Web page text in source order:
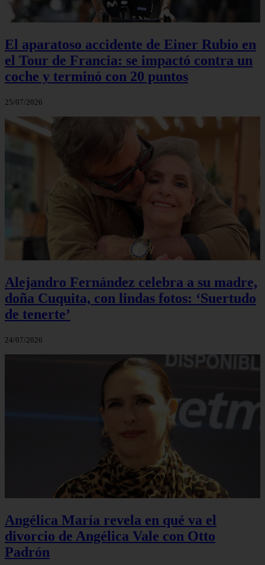
El aparatoso accidente de Einer Rubio en
el Tour de Francia: se impactó contra un
coche y terminó con 20 puntos
25/07/2026
Alejandro Fernández celebra a su madre,
doña Cuquita, con lindas fotos: ‘Suertudo
de tenerte’
24/07/2026
Angélica María revela en qué va el
divorcio de Angélica Vale con Otto
Padrón